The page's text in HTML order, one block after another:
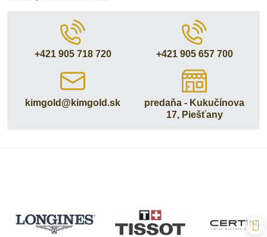
+421 905 718 720 +421 905 657 700
kimgold​@kimgold​.sk
predaňa - Kukučínova
17, Piešťany